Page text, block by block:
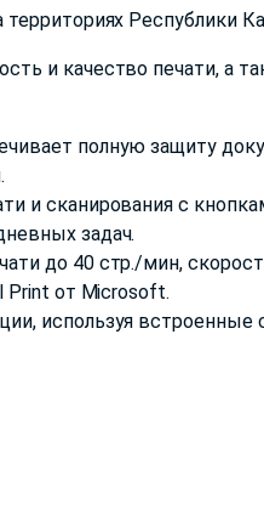
Республики
и качество печати,
полную защиту
и сканирования с
задач.
до 40 стр./мин,
Print от Microsoft.
используя